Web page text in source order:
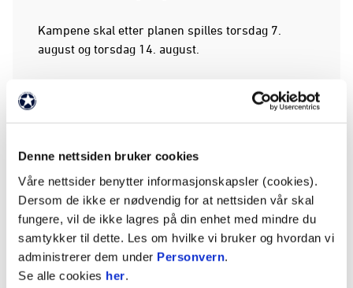
Denne nettsiden bruker cookies
Våre nettsider benytter informasjonskapsler (cookies).
Dersom de ikke er nødvendig for at nettsiden vår skal
fungere, vil de ikke lagres på din enhet med mindre du
samtykker til dette. Les om hvilke vi bruker og hvordan vi
administrerer dem under Personvern.
Se alle cookies her.
Kampene skal etter planen spilles torsdag 7.
august og torsdag 14. august.
Dette er litt komplisert, så her gjelder det å skru
å komme seg til seriespill (tidligere gruppespill) i
Brann starter i andre kvalifiseringsrunde i
Champions League. Slår Brann ut Red Bull
Salzburg går laget videre til tredje
kvalifiseringsrunde. Vinnes den også er det play-
off som er siste hinder før et seriespill i